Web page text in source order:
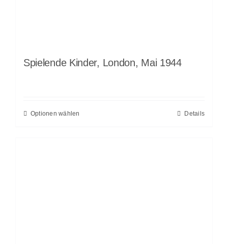
Spielende Kinder, London, Mai 1944
Optionen wählen Details